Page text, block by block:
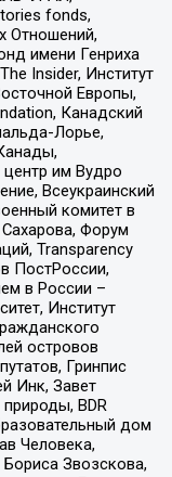
fonds,
Отношений,
имени Генриха
Insider, Институт
Европы,
Канадский
Лорье,
им Вудро
Всеукраинский
комитет в
Форум
Transparеncy
ПостРоссии,
в России –
Институт
островов
Гринпис
Инк, Завет
BDR
дом
Человека,
Звозскова,